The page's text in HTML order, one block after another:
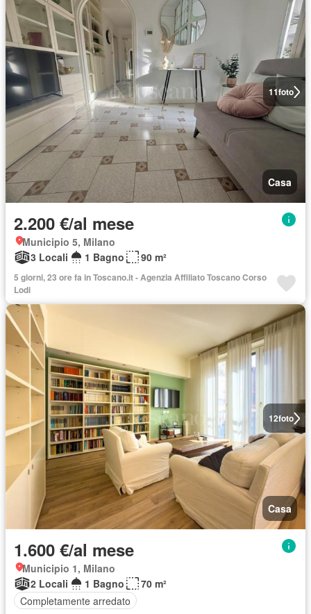
11foto
Casa
2.200 €/al mese
Municipio 5, Milano
3 Locali
1 Bagno 90 m²
5 giorni, 23 ore fa in Toscano.it - Agenzia Affiliato Toscano Corso
Lodi
12foto
Casa
1.600 €/al mese
Municipio 1, Milano
2 Locali
1 Bagno
70 m²
Completamente arredato